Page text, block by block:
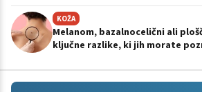
KOŽA
Melanom, bazalnocelični ali
ključne razlike, ki jih morate